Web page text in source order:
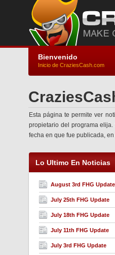
Bienvenido
Inicio de CraziesCash.com
Esta página te permite ver
propietario del programa
fecha en que fue publicada, en
Lo Ultimo En Noticias
August 3rd FHG Update
July 25th FHG Update
July 18th FHG Update
July 11th FHG Update
July 3rd FHG Update